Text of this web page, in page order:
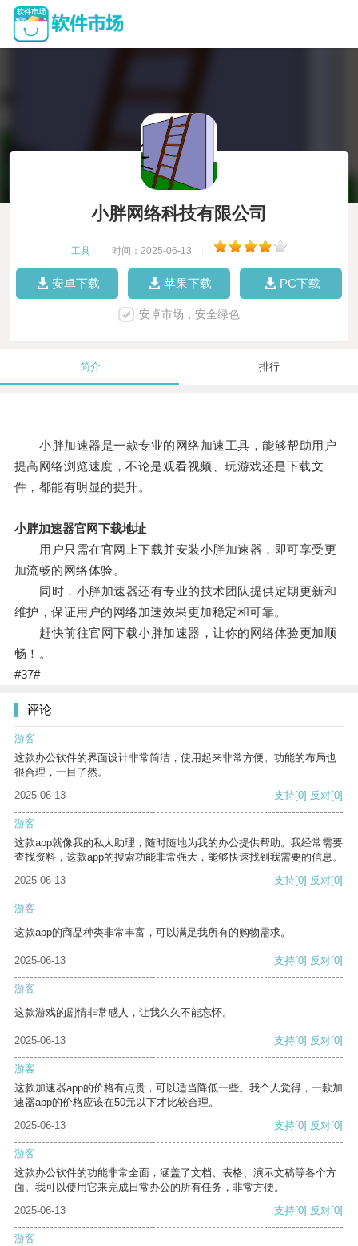
小胖网络科技有限公司
工具 时间：2025-06-13
安卓下载 苹果下载 PC下载
安卓市场，安全绿色
简介 排行
小胖加速器是一款专业的网络加速工具，能够帮助用户
提高网络浏览速度，不论是观看视频、玩游戏还是下载文
件，都能有明显的提升。
小胖加速器官网下载地址
用户只需在官网上下载并安装小胖加速器，即可享受更
加流畅的网络体验。
同时，小胖加速器还有专业的技术团队提供定期更新和
维护，保证用户的网络加速效果更加稳定和可靠。
赶快前往官网下载小胖加速器，让你的网络体验更加顺
畅！。
#37#
评论
游客
这款办公软件的界面设计非常简洁，使用起来非常方便。功能的布局也
很合理，一目了然。
2025-06-13
支持[0] 反对[0]
游客
这款app就像我的私人助理，随时随地为我的办公提供帮助。我经常需要
查找资料，这款app的搜索功能非常强大，能够快速找到我需要的信息。
2025-06-13
支持[0] 反对[0]
游客
这款app的商品种类非常丰富，可以满足我所有的购物需求。
2025-06-13 支持[0] 反对[0]
游客
这款游戏的剧情非常感人，让我久久不能忘怀。
2025-06-13 支持[0] 反对[0]
游客
这款加速器app的价格有点贵，可以适当降低一些。我个人觉得，一款加
速器app的价格应该在50元以下才比较合理。
2025-06-13
支持[0] 反对[0]
游客
这款办公软件的功能非常全面，涵盖了文档、表格、演示文稿等各个方
面。我可以使用它来完成日常办公的所有任务，非常方便。
2025-06-13
支持[0] 反对[0]
游客